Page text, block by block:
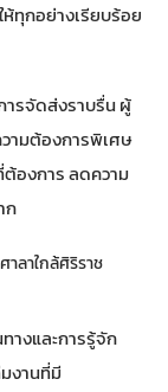
ทุกอย่างเรียบร้อย
ารจัดส่งราบรื่น ผู้
ามต้องการพิเศษ
องการ ลดความ
ก
ลาใกล้ศิริราช
างและการรู้จัก
งานที่มี